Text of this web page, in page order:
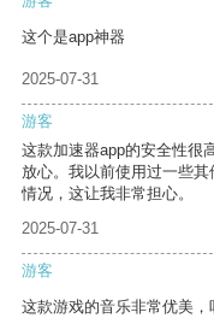
这个是app神器
2025-07-31
游客
这款加速器app的安全性很
放心。我以前使用过一些
情况，这让我非常担心。
2025-07-31
游客
这款游戏的音乐非常优美，